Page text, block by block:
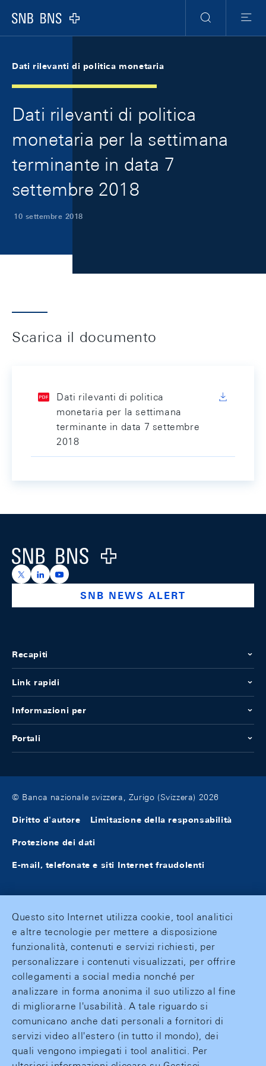
Logo
Ricerca
Menu
Dati rilevanti di politica monetaria
Dati rilevanti di politica
monetaria per la settimana
terminante in data 7
settembre 2018
10 settembre 2018
Scarica il documento
Dati rilevanti di politica
monetaria per la settimana
terminante in data 7 settembre
2018
Logo
https://x.com/snb_bns
https://ch.linkedin.com/company/swiss-national-
https://www.youtube.com/@swissnationalbank
SNB NEWS ALERT
Recapiti
Link rapidi
Informazioni per
Portali
© Banca nazionale svizzera, Zurigo (Svizzera) 2026
Diritto d'autore Limitazione della responsabilità
Protezione dei dati
E-mail, telefonate e siti Internet fraudolenti
Questo sito Internet utilizza cookie, tool analitici
e altre tecnologie per mettere a disposizione
funzionalità, contenuti e servizi richiesti, per
personalizzare i contenuti visualizzati, per offrire
collegamenti a social media nonché per
analizzare in forma anonima il suo utilizzo al fine
di migliorarne l'usabilità. A tale riguardo si
comunicano anche dati personali a fornitori di
servizi video all'estero (in tutto il mondo), dei
quali vengono impiegati i tool analitici. Per